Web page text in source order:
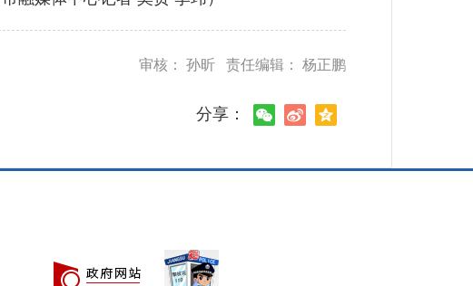
审核： 孙昕 责任编辑： 杨正鹏
分享：